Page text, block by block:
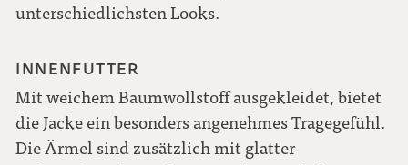
unterschiedlichsten Looks.
INNENFUTTER
Mit weichem Baumwollstoff ausgekleidet, bietet
die Jacke ein besonders angenehmes Tragegefühl.
Die Ärmel sind zusätzlich mit glatter